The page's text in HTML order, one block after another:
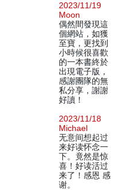
2023/11/19
Moon
偶然間發現這
個網站，如獲
至寶，更找到
小時候很喜歡
的一本書終於
出現電子版，
感謝團隊的無
私分享，謝謝
好讀！
2023/11/18
Michael
无意间想起过
来好读怀念一
下。竟然是惊
喜！好读活过
来了！感恩 感
谢。